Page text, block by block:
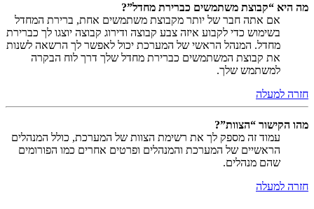
מה היא “קבוצת משתמשים כברירת מחדל”?
אם אתה חבר של יותר מקבוצת משתמשים אחת, ברירת המחדל
בשימוש כדי לקבוע איזה צבע קבוצה ודירוג קבוצה יוצגו לך כברירת
מחדל. המנהל הראשי של המערכת יכול לאפשר לך הרשאה לשנות
את קבוצת המשתמשים כברירת מחדל שלך דרך לוח הבקרה
למשתמש שלך.
חזרה למעלה
מהו הקישור “הצוות”?
עמוד זה מספק לך את רשימת הצוות של המערכת, כולל המנהלים
הראשיים של המערכת והמנהלים ופרטים אחרים כמו הפורומים
שהם מנהלים.
חזרה למעלה